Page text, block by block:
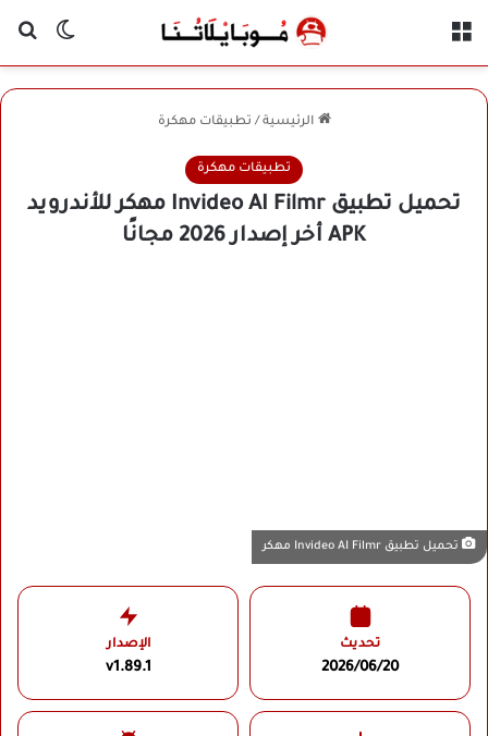
الوضع
الرئيسية / تطبيقات مهكرة
تطبيقات مهكرة
تحميل تطبيق Invideo AI Filmr مهكر للأندرويد
APK أخر إصدار 2026 مجانًا
تحميل تطبيق Invideo AI Filmr مهكر
تحديث
2026/06/20
الإصدار
v1.89.1